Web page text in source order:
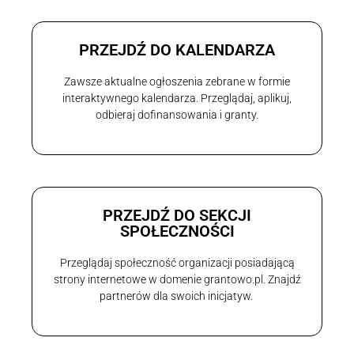
PRZEJDŹ DO KALENDARZA
Zawsze aktualne ogłoszenia zebrane w formie
interaktywnego kalendarza. Przeglądaj, aplikuj,
odbieraj dofinansowania i granty.
PRZEJDŹ DO SEKCJI
SPOŁECZNOŚCI
Przeglądaj społeczność organizacji posiadającą
strony internetowe w domenie grantowo.pl. Znajdź
partnerów dla swoich inicjatyw.